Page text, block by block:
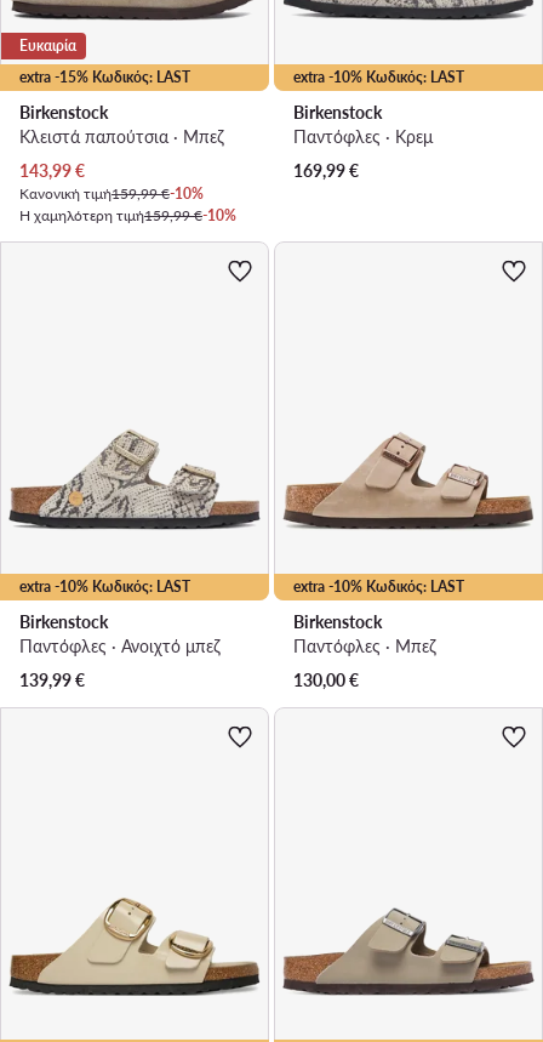
extra -15% Κωδικός: LAST
Ευκαιρία
Birkenstock
Κλειστά παπούτσια · Μπεζ
Τρέχουσα τιμή
143,99€
Κανονική τιμή159,99 €-10%
Η χαμηλότερη τιμή159,99 €-10%
extra -10% Κωδικός: LAST
Birkenstock
Παντόφλες · Κρεμ
169,99€
extra -10% Κωδικός: LAST
Birkenstock
Παντόφλες · Ανοιχτό μπεζ
139,99€
extra -10% Κωδικός: LAST
Birkenstock
Παντόφλες · Μπεζ
130,00€